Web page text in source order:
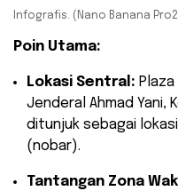
Infografis. (Nano Banana
Poin Utama:
Lokasi Sentral:
Jenderal Ahmad Yani,
ditunjuk sebagai
(nobar).
Tantangan Zona